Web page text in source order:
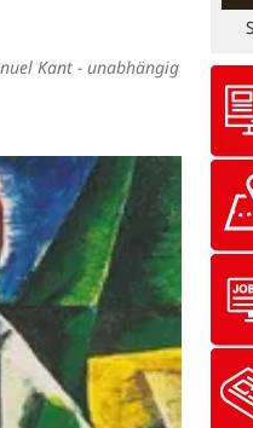
Kant - unabhängig